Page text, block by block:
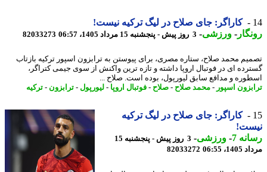
کاراگر: جای صلاح در لیگ ترکیه نیست!
-ورزشی-3 روز پیش - پنجشنبه 15 مرداد 1405، 06:57 82033273
محمد صلاح، ستاره مصری، برای پیوستن به ترابزون اسپور ترکیه بازتاب
ای در فوتبال اروپا داشته و تازه ترین واکنش از سوی جیمی کتراگر،
و مدافع سابق لیورپول، بوده است. صلاح ...
اسپور-محمد صلاح-صلاح-فوتبال اروپا - لیورپول -ترابزون-ترکیه
کاراگر: جای صلاح در لیگ ترکیه
7
-ورزشی-
3 روز پیش - پنجشنبه 15
06:55
82033272